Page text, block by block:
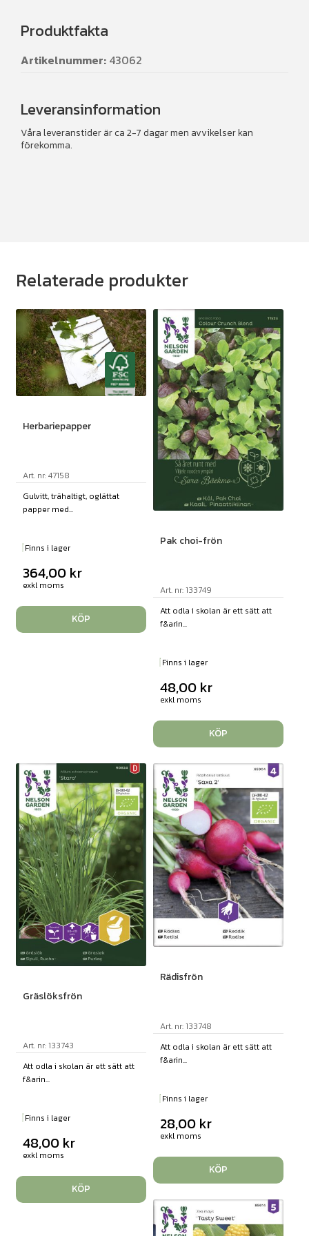
Produktfakta
Artikelnummer: 43062
Leveransinformation
Våra leveranstider är ca 2-7 dagar men avvikelser kan
förekomma.
Relaterade produkter
Herbariepapper
Art. nr: 47158
Gulvitt, trähaltigt, oglättat
papper med...
Finns i lager
364,00 kr
exkl moms
KÖP
Pak choi-frön
Art. nr: 133749
Att odla i skolan är ett sätt att
f&arin...
Finns i lager
48,00 kr
exkl moms
KÖP
Gräslöksfrön
Art. nr: 133743
Att odla i skolan är ett sätt att
f&arin...
Finns i lager
48,00 kr
exkl moms
KÖP
Rädisfrön
Art. nr: 133748
Att odla i skolan är ett sätt att
f&arin...
Finns i lager
28,00 kr
exkl moms
KÖP